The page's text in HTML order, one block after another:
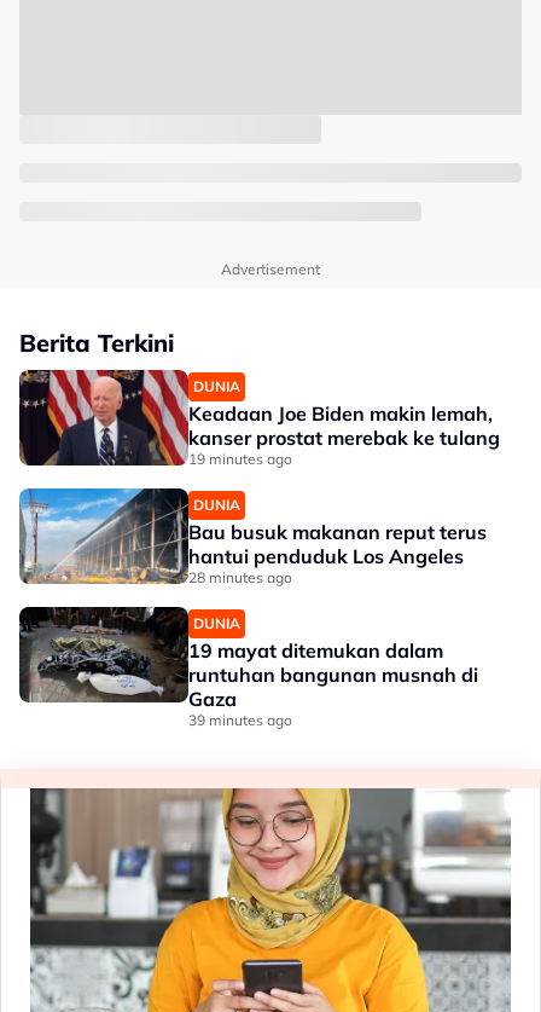
Advertisement
Berita Terkini
DUNIA
Keadaan Joe Biden makin lemah,
kanser prostat merebak ke tulang
19 minutes ago
DUNIA
Bau busuk makanan reput terus
hantui penduduk Los Angeles
28 minutes ago
DUNIA
19 mayat ditemukan dalam
runtuhan bangunan musnah di
Gaza
39 minutes ago